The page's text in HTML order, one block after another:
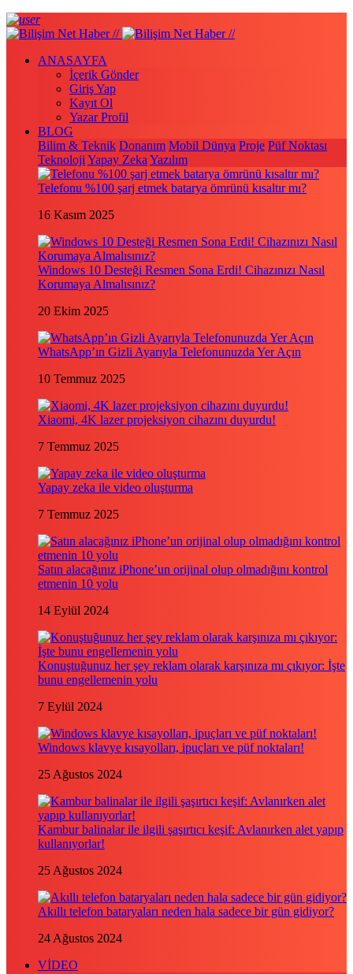
ANASAYFA
İçerik Gönder
Giriş Yap
Kayıt Ol
Yazar Profil
BLOG
Bilim & Teknik Donanım Mobil Dünya Proje Püf Noktası
Teknoloji Yapay Zeka Yazılım
Telefonu %100 şarj etmek batarya ömrünü kısaltır mı?
16 Kasım 2025
Windows 10 Desteği Resmen Sona Erdi! Cihazınızı Nasıl
Korumaya Almalısınız?
20 Ekim 2025
WhatsApp’ın Gizli Ayarıyla Telefonunuzda Yer Açın
10 Temmuz 2025
Xiaomi, 4K lazer projeksiyon cihazını duyurdu!
7 Temmuz 2025
Yapay zeka ile video oluşturma
7 Temmuz 2025
Satın alacağınız iPhone’un orijinal olup olmadığını kontrol
etmenin 10 yolu
14 Eylül 2024
Konuştuğunuz her şey reklam olarak karşınıza mı çıkıyor: İşte
bunu engellemenin yolu
7 Eylül 2024
Windows klavye kısayolları, ipuçları ve püf noktaları!
25 Ağustos 2024
Kambur balinalar ile ilgili şaşırtıcı keşif: Avlanırken alet yapıp
kullanıyorlar!
25 Ağustos 2024
Akıllı telefon bataryaları neden hala sadece bir gün gidiyor?
24 Ağustos 2024
VİDEO